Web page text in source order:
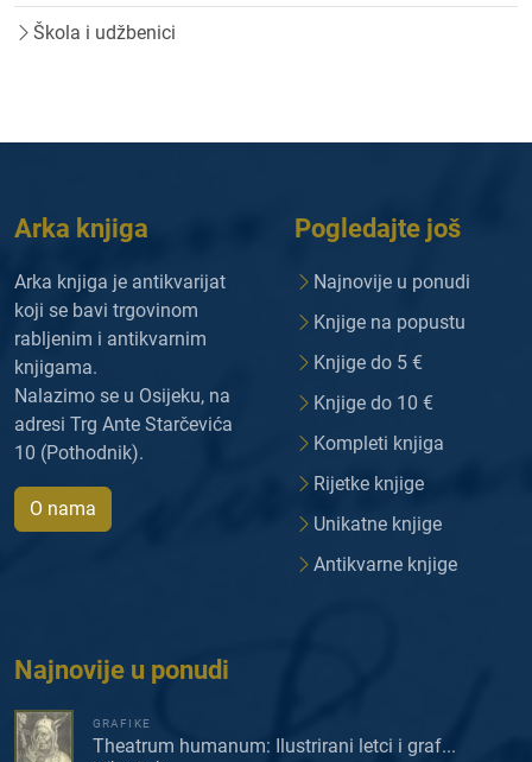
Škola i udžbenici
Arka knjiga
Arka knjiga je antikvarijat
koji se bavi trgovinom
rabljenim i antikvarnim
knjigama.
Nalazimo se u Osijeku, na
adresi Trg Ante Starčevića
10 (Pothodnik).
O nama
Pogledajte još
Najnovije u ponudi
Knjige na popustu
Knjige do 5 €
Knjige do 10 €
Kompleti knjiga
Rijetke knjige
Unikatne knjige
Antikvarne knjige
Najnovije u ponudi
GRAFIKE
Theatrum humanum: Ilustrirani letci i graf...